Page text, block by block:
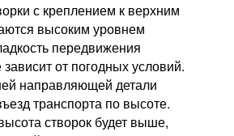
с креплением к верхним
высоким уровнем
передвижения
зависит от погодных условий.
направляющей детали
транспорта по высоте.
створок будет выше,